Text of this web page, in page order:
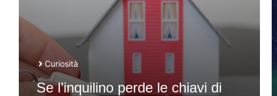
Curiosità
Se l’inquilino perde le chiavi di